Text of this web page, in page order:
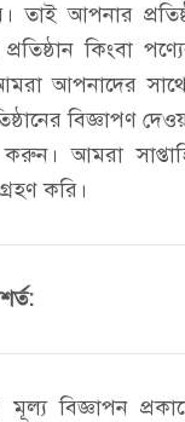
তাই আপনার
কিংবা
আপনাদের
বিজ্ঞাপণ
আমরা
করি।
মূল্য বিজ্ঞাপন